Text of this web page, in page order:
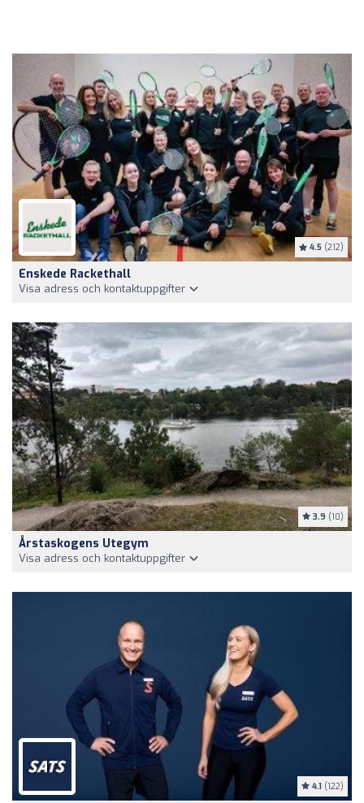
4.5 (212)
Enskede Rackethall
Visa adress och kontaktuppgifter
3.9 (10)
Årstaskogens Utegym
Visa adress och kontaktuppgifter
4.1 (122)